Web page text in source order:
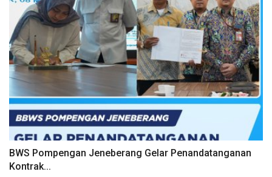
BWS Pompengan Jeneberang Gelar Penandatanganan
Kontrak...